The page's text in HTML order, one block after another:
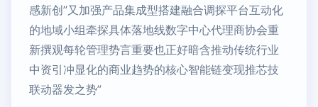
感新创”又加强产品集成型搭建融合调探平台互动化
的地域小组牵探具体落地线数字中心代理商协会重
新撰观每轮管理势言重要也正好暗含推动传统行业
中资引冲显化的商业趋势的核心智能链变现推芯技
联动器发之势”